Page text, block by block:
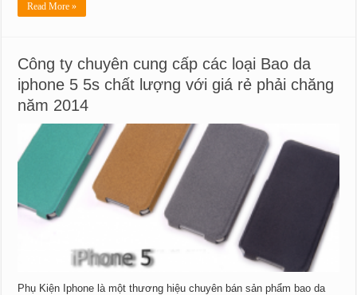
Read More »
Công ty chuyên cung cấp các loại Bao da
iphone 5 5s chất lượng với giá rẻ phải chăng
năm 2014
Phụ Kiện Iphone là một thương hiệu chuyên bán sản phẩm bao da